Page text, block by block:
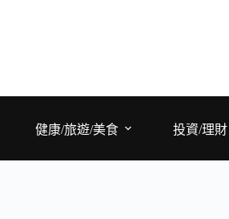
健康/旅遊/美食 投資/理財